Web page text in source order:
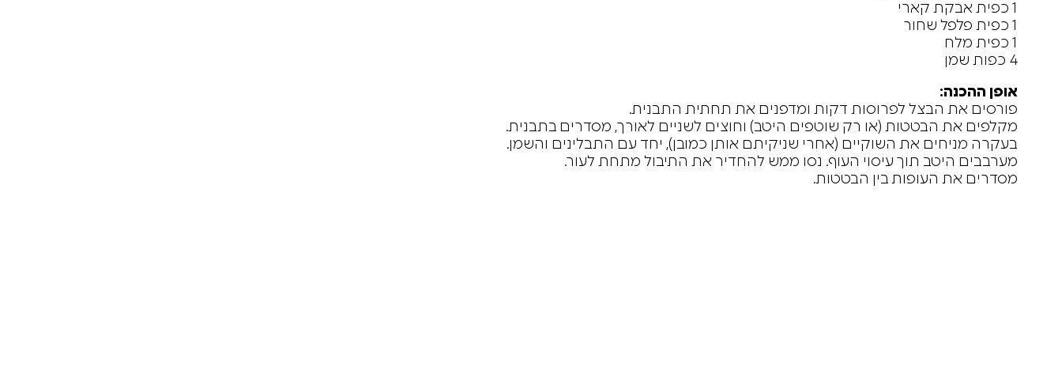
1 כפית אבקת קארי
1 כפית פלפל שחור
1 כפית מלח
4 כפות שמן
אופן ההכנה:
פורסים את הבצל לפרוסות דקות ומדפנים את תחתית התבנית.
מקלפים את הבטטות (או רק שוטפים היטב) וחוצים לשניים לאורך, מסדרים בתבנית.
בעקרה מניחים את השוקיים (אחרי שניקיתם אותן כמובן), יחד עם התבלינים והשמן.
מערבבים היטב תוך עיסוי העוף. נסו ממש להחדיר את התיבול מתחת לעור.
מסדרים את העופות בין הבטטות.